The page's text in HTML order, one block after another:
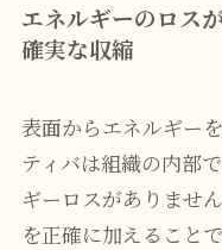
エネルギーのロス
確実な収縮
表面からエネルギー
ティバは組織の内部
ギーロスがありませ
を正確に加えること